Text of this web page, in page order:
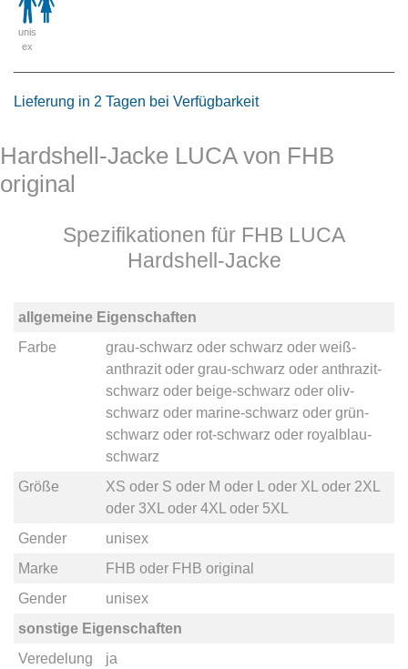
unis
ex
Lieferung in 2 Tagen bei Verfügbarkeit
Hardshell-Jacke LUCA von FHB
original
Spezifikationen für FHB LUCA
Hardshell-Jacke
allgemeine Eigenschaften
Farbe
grau-schwarz oder schwarz oder weiß-
anthrazitoder grau-schwarz oder anthrazit-
schwarz oder beige-schwarz oder oliv-
schwarz oder marine-schwarz oder grün-
schwarz oder rot-schwarz oder royalblau-
schwarz
Größe
XS oder S oder M oder oder XL oder 2XL
oder 3XL oder 4XL oder 5XL
Gender
unisex
Marke
FHB oder FHB original
Gender
unisex
sonstige Eigenschaften
Veredelung
ja